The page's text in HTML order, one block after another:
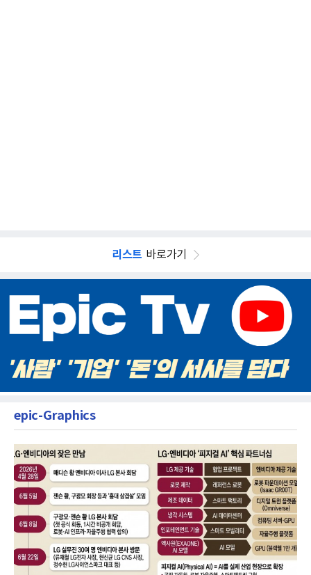
리스트 바로가기
epic-Graphics